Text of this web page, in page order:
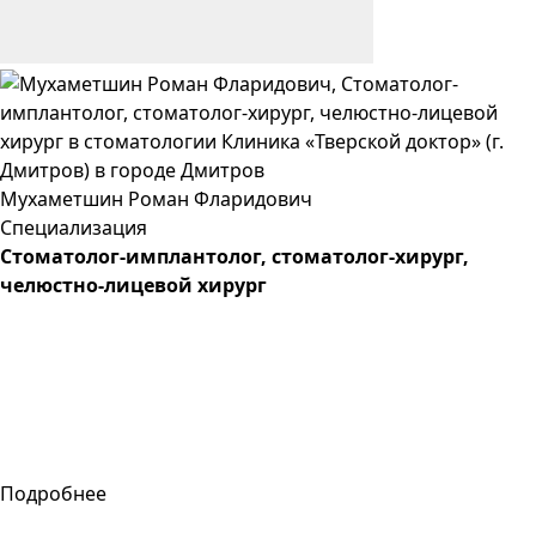
Мухаметшин Роман Фларидович
Специализация
Cтоматолог-имплантолог, стоматолог-хирург,
челюстно-лицевой хирург
Подробнее